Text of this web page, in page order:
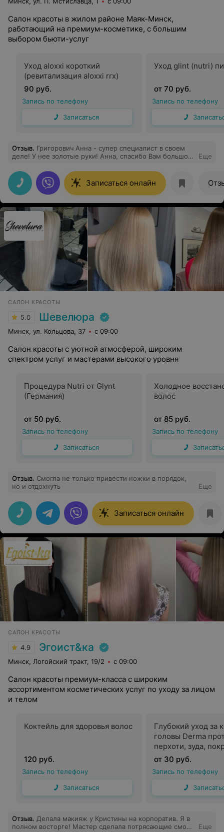
Салон красоты в жилом районе Маяк-Минск,
работающий на премиум-косметике, с большим
выбором бьюти-услуг
Уход aloxxi короткий
(ревитализация aloxxi rrx)
90 руб.
Запись по телефону
Записаться
Уход glint (nutri)
от 70 руб.
Запись по телефону
Отзыв. Григорович Анна - супер специалист в своем
деле! У нее золотые руки! Анна, спасибо Вам большое
Еще
Записаться онлайн
САЛОН КРАСОТЫ
5.0 Шевелюра
Минск, ул. Кольцова, 37 с 09:00
Салон красоты с уютной атмосферой, широким
спектром услуг и мастерами высокого уровня
Процедура Nutri от Glynt
(Германия)
от 50 руб.
Запись по телефону
Записаться
Холодное
волос
от 85 руб.
Запись по телефону
Отзыв. Смогла не только привести ножки в порядок,
но и отдохнуть
Еще
Записаться онлайн
САЛОН КРАСОТЫ
4.9 Эгоист&ка
Минск, Логойский тракт, 19/2 с 09:00
Салон красоты премиум-класса с широким
ассортиментом косметических услуг по уходу за лицом
и телом
Коктейль для здоровья волос
120 руб.
Запись по телефону
Записаться
Глубокий уход за
головы Derma
перхоти, зуда,
от 30 руб.
Запись по телефону
Отзыв. Делала макияж у Кристины на корпоратив. Я в
полном восторге! Мастер сделала потрясающие смоки
Еще